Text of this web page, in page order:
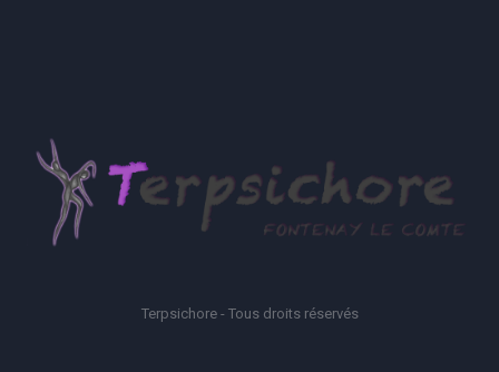
Terpsichore - Tous droits réservés